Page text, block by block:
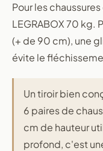
Pour les
LEGRABOX 70 kg.
(+ de 90 cm), une
évite le
Un tiroir bien
6 paires de
cm de hauteur
profond, c'est